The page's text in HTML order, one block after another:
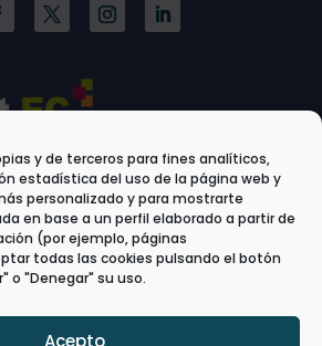
y de terceros para fines analíticos,
estadística del uso de la página web y
personalizado y para mostrarte
en base a un perfil elaborado a partir de
(por ejemplo, páginas
todas las cookies pulsando el botón
o "Denegar" su uso.
Acepto